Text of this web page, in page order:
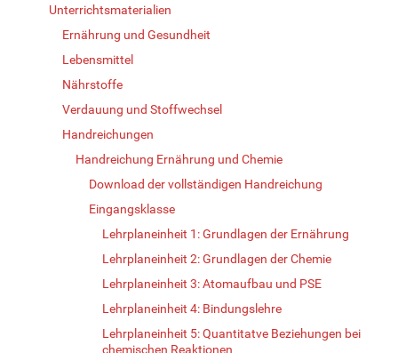
Unterrichtsmaterialien
Ernährung und Gesundheit
Lebensmittel
Nährstoffe
Verdauung und Stoffwechsel
Handreichungen
Handreichung Ernährung und Chemie
Download der vollständigen Handreichung
Eingangsklasse
Lehrplaneinheit 1: Grundlagen der Ernährung
Lehrplaneinheit 2: Grundlagen der Chemie
Lehrplaneinheit 3: Atomaufbau und PSE
Lehrplaneinheit 4: Bindungslehre
Lehrplaneinheit 5: Quantitatve Beziehungen bei
chemischen Reaktionen